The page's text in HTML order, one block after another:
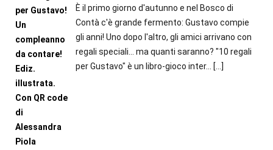
È il primo giorno d'autunno e nel Bosco di
Contà c'è grande fermento: Gustavo compie
gli anni! Uno dopo l'altro, gli amici arrivano con
regali speciali... ma quanti saranno? "10 regali
per Gustavo" è un libro-gioco inter...
[…]